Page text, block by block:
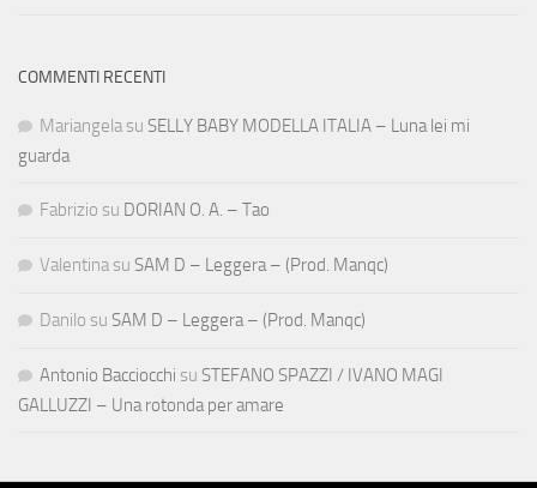
COMMENTI RECENTI
Mariangela su SELLY BABY MODELLA ITALIA – Luna lei mi
guarda
Fabrizio su DORIAN O. A. – Tao
Valentina su SAM D – Leggera – (Prod. Manqc)
Danilo su SAM D – Leggera – (Prod. Manqc)
Antonio Bacciocchi su STEFANO SPAZZI / IVANO MAGI
GALLUZZI – Una rotonda per amare